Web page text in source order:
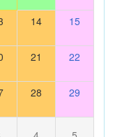
14 15
21 22
28 29